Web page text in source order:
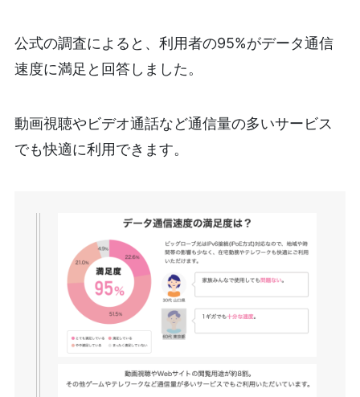
公式の調査によると、利用者の95%がデータ通信
速度に満足と回答しました。
動画視聴やビデオ通話など通信量の多いサービス
でも快適に利用できます。